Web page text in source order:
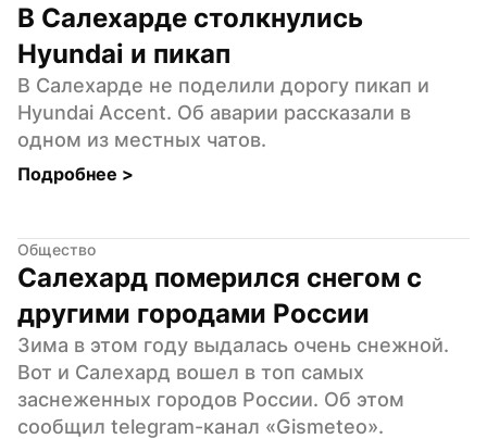
В Салехарде столкнулись
Hyundai и пикап
В Салехарде не поделили дорогу пикап и
Hyundai Accent. Об аварии рассказали в
одном из местных чатов.
Подробнее >
Общество
Салехард померился снегом с
другими городами России
Зима в этом году выдалась очень снежной.
Вот и Салехард вошел в топ самых
заснеженных городов России. Об этом
сообщил telegram-канал «Gismeteo».